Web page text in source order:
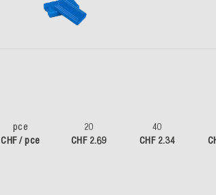
pce
CHF / pce
20
CHF 2.69
40
CHF 2.34